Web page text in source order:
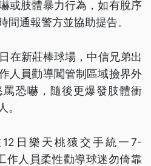
或肢體暴力行為，如有脫序
間通報警方並協助提告。
在新莊棒球場，中信兄弟出
人員勸導闖管制區域撿界外
恐嚇，隨後更爆發肢體衝
。
日樂天桃猿交手統一7-
作人員柔性勸導球迷勿倚靠